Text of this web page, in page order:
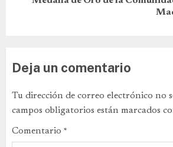
Deja un comentario
Tu dirección de correo electrónico no
campos obligatorios están marcados
Comentario *